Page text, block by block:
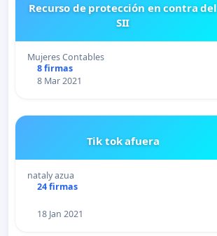
Recurso de protección en contra del
SII
Mujeres Contables
8 firmas
8 Mar 2021
Tik tok afuera
nataly azua
24 firmas
18 Jan 2021